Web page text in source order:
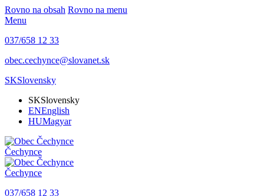
Rovno na obsah Rovno na menu
Menu
037/658 12 33
obec.cechynce@slovanet.sk
SKSlovensky
SKSlovensky
ENEnglish
HUMagyar
Čechynce
Čechynce
037/658 12 33